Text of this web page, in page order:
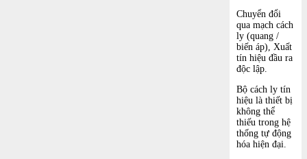
Chuyển đổi
qua mạch cách
ly (quang /
biến áp), Xuất
tín hiệu đầu ra
độc lập.
Bộ cách ly tín
hiệu là thiết bị
không thể
thiếu trong hệ
thống tự động
hóa hiện đại.